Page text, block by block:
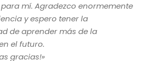
mí. Agradezco enormemente
y espero tener la
de aprender más de la
el futuro.
gracias!»